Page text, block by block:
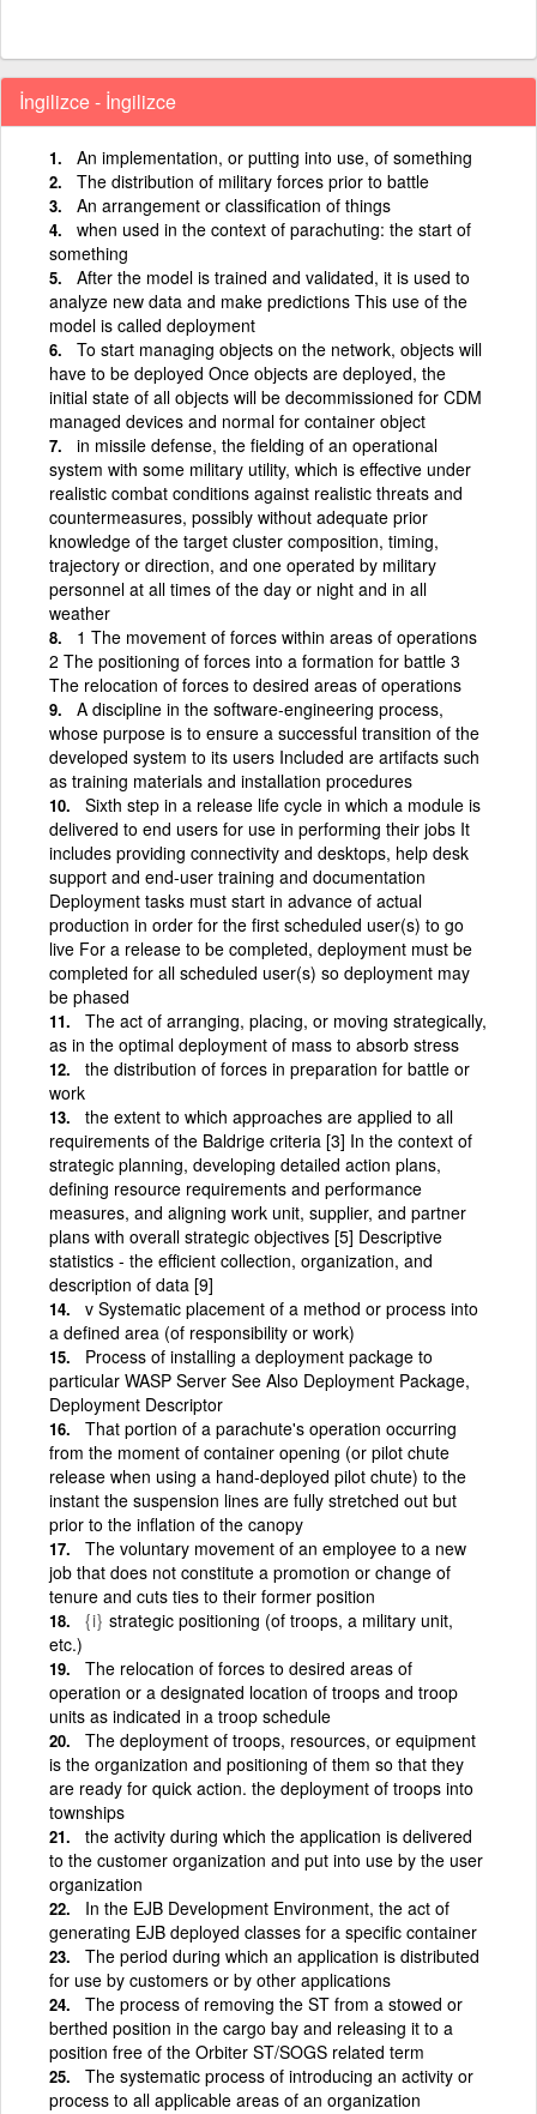
İngilizce - İngilizce
An implementation, or putting into use, of something
The distribution of military forces prior to battle
An arrangement or classification of things
when used in the context of parachuting: the start of
something
After the model is trained and validated, it is used to
analyze new data and make predictions This use of the
model is called deployment
To start managing objects on the network, objects will
have to be deployed Once objects are deployed, the
initial state of all objects will be decommissioned for CDM
managed devices and normal for container object
in missile defense, the fielding of an operational
system with some military utility, which is effective under
realistic combat conditions against realistic threats and
countermeasures, possibly without adequate prior
knowledge of the target cluster composition, timing,
trajectory or direction, and one operated by military
personnel at all times of the day or night and in all
weather
1 The movement of forces within areas of operations
2 The positioning of forces into a formation for battle 3
The relocation of forces to desired areas of operations
A discipline in the software-engineering process,
whose purpose is to ensure a successful transition of the
developed system to its users Included are artifacts such
as training materials and installation procedures
Sixth step in a release life cycle in which a module is
delivered to end users for use in performing their jobs It
includes providing connectivity and desktops, help desk
support and end-user training and documentation
Deployment tasks must start in advance of actual
production in order for the first scheduled user(s) to go
live For a release to be completed, deployment must be
completed for all scheduled user(s) so deployment may
be phased
The act of arranging, placing, or moving strategically,
as in the optimal deployment of mass to absorb stress
the distribution of forces in preparation for battle or
work
the extent to which approaches are applied to all
requirements of the Baldrige criteria [3] In the context of
strategic planning, developing detailed action plans,
defining resource requirements and performance
measures, and aligning work unit, supplier, and partner
plans with overall strategic objectives [5] Descriptive
statistics - the efficient collection, organization, and
description of data [9]
v Systematic placement of a method or process into
a defined area (of responsibility or work)
Process of installing a deployment package to
particular WASP Server See Also Deployment Package,
Deployment Descriptor
That portion of a parachute's operation occurring
from the moment of container opening (or pilot chute
release when using a hand-deployed pilot chute) to the
instant the suspension lines are fully stretched out but
prior to the inflation of the canopy
The voluntary movement of an employee to a new
job that does not constitute a promotion or change of
tenure and cuts ties to their former position
{i} strategic positioning (of troops, a military unit,
etc.)
The relocation of forces to desired areas of
operation or a designated location of troops and troop
units as indicated in a troop schedule
The deployment of troops, resources, or equipment
is the organization and positioning of them so that they
are ready for quick action. the deployment of troops into
townships
the activity during which the application is delivered
to the customer organization and put into use by the user
organization
In the EJB Development Environment, the act of
generating EJB deployed classes for a specific container
The period during which an application is distributed
for use by customers or by other applications
The process of removing the ST from a stowed or
berthed position in the cargo bay and releasing it to a
position free of the Orbiter ST/SOGS related term
The systematic process of introducing an activity or
process to all applicable areas of an organization